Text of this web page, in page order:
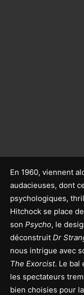
En 1960, viennent
audacieuses, dont
psychologiques,
Hitchock se place
son Psycho, le
déconstruit Dr
nous intrigue avec
The Exorcist. Le bal
les spectateurs
bien choisies pour